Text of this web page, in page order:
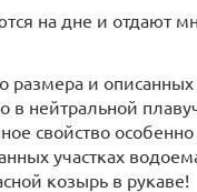
на дне и отдают
и
нейтральной
свойство
участках
козырь в рукаве!